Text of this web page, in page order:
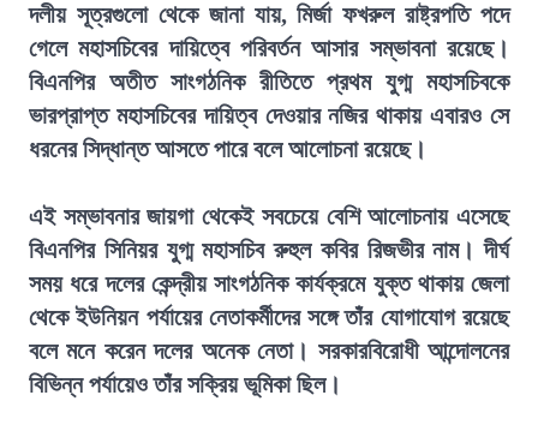
দলীয় সূত্রগুলো থেকে জানা যায়, মির্জা ফখরুল রাষ্ট্রপতি পদে
গেলে মহাসচিবের দায়িত্বে পরিবর্তন আসার সম্ভাবনা রয়েছে।
বিএনপির অতীত সাংগঠনিক রীতিতে প্রথম যুগ্ম মহাসচিবকে
ভারপ্রাপ্ত মহাসচিবের দায়িত্ব দেওয়ার নজির থাকায় এবারও সে
ধরনের সিদ্ধান্ত আসতে পারে বলে আলোচনা রয়েছে।
এই সম্ভাবনার জায়গা থেকেই সবচেয়ে বেশি আলোচনায় এসেছে
বিএনপির সিনিয়র যুগ্ম মহাসচিব রুহুল কবির রিজভীর নাম। দীর্ঘ
সময় ধরে দলের কেন্দ্রীয় সাংগঠনিক কার্যক্রমে যুক্ত থাকায় জেলা
থেকে ইউনিয়ন পর্যায়ের নেতাকর্মীদের সঙ্গে তাঁর যোগাযোগ রয়েছে
বলে মনে করেন দলের অনেক নেতা। সরকারবিরোধী আন্দোলনের
বিভিন্ন পর্যায়েও তাঁর সক্রিয় ভূমিকা ছিল।